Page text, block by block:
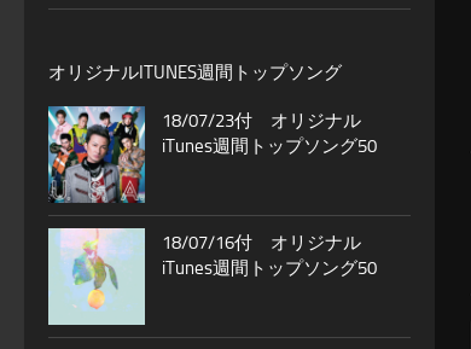
オリジナルITUNES週間トップソング
18/07/23付 オリジナル
iTunes週間トップソング50
18/07/16付 オリジナル
iTunes週間トップソング50